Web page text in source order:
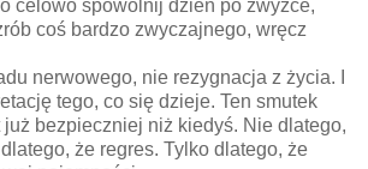
celowo spowolnij dzień po zwyżce,
coś bardzo zwyczajnego, wręcz
nerwowego, nie rezygnacja z życia. I
tego, co się dzieje. Ten smutek
bezpieczniej niż kiedyś. Nie dlatego,
że regres. Tylko dlatego, że